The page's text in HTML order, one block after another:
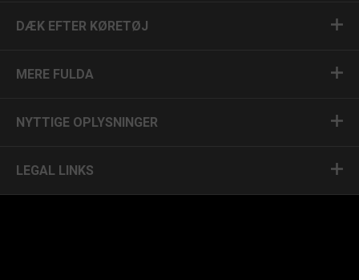
DÆK EFTER KØRETØJ
MERE FULDA
NYTTIGE OPLYSNINGER
LEGAL LINKS